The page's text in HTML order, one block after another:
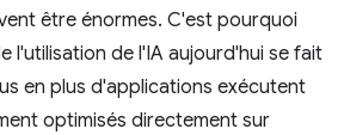
être énormes. C'est pourquoi
l'utilisation de l'IA aujourd'hui se fait
en plus d'applications exécutent
optimisés directement sur